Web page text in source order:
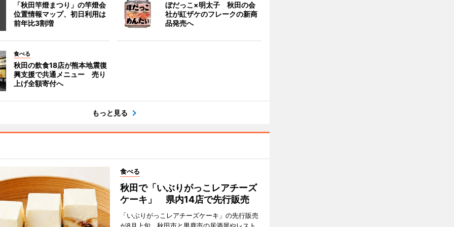
「秋田竿燈まつり」の竿燈会
位置情報マップ、初日利用は
前年比3割増
ぼだっこ×明太子 秋田の会
社が紅ザケのフレークの新商
品発売へ
食べる
秋田の飲食18店が熊本地震復
興支援で共通メニュー 売り
上げ全額寄付へ
もっと見る
食べる
秋田で「いぶりがっこレアチーズ
ケーキ」 県内14店で先行販売
「いぶりがっこレアチーズケーキ」の先行販売